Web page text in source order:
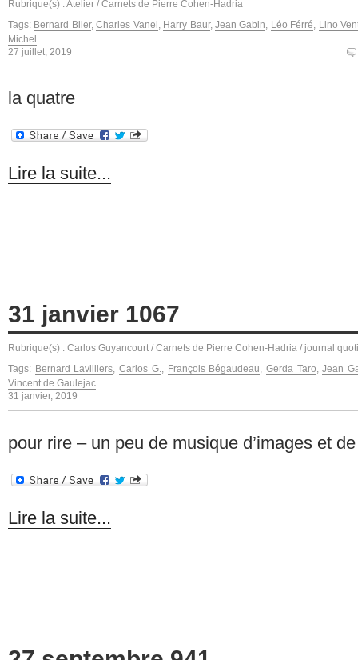
Rubrique(s) :Atelier / Carnets de Pierre Cohen-Hadria
Tags: Bernard Blier,Charles Vanel , Harry Baur, Jean Gabin, Léo Férré, Lino
Michel
27 juillet, 2019
la quatre
Lire la suite...
31 janvier 1067
Rubrique(s) : Carlos Guyancourt / Carnets de Pierre Cohen-Hadria / journal
Tags: Bernard Lavilliers,Carlos G., François Bégaudeau,Gerda Taro,Jean
Vincent de Gaulejac
31 janvier, 2019
pour rire – un peu de musique d’images et
Lire la suite...